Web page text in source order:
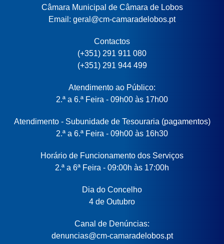
Câmara Municipal de Câmara de Lobos
Email: geral@cm-camaradelobos.pt
Contactos
(+351) 291 911 080
(+351) 291 944 499
Atendimento ao Público:
2.ª a 6.ª Feira - 09h00 às 17h00
Atendimento - Subunidade de Tesouraria (pagamentos)
2.ª a 6.ª Feira - 09h00 às 16h30
Horário de Funcionamento dos Serviços
2.ª a 6ª Feira - 09:00h às 17:00h
Dia do Concelho
4 de Outubro
Canal de Denúncias:
denuncias@cm-camaradelobos.pt